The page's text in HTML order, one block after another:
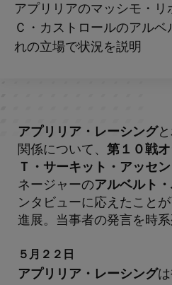
アプリリアのマッシモ・リ
Ｃ・カストロールのアル
れの立場で状況を説明
アプリリア・レーシングと
関係について、 第１０戦
Ｔ・サーキット・アッセン
ネージャーのアルベルト
ンタビューに応えたこと
進展。当事者の発言を時系
５月２２日
アプリリア・レーシング